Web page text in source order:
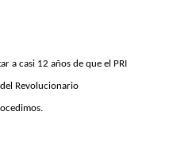
a casi 12 años de que el PRI
Revolucionario